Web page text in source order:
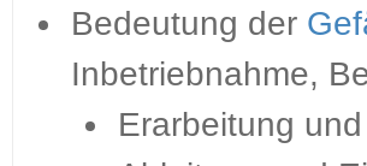
Bedeutung der
Inbetriebnahme,
Erarbeitung